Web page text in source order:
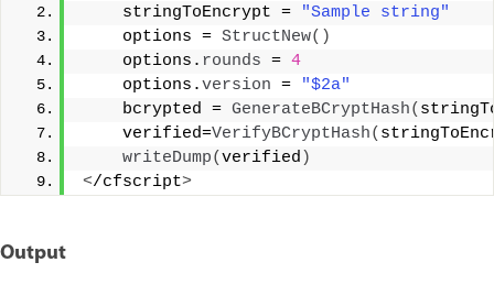
    stringToEncrypt =
"Sample string"
    options =
StructNew()
    options.
rounds = 4
    options.
version =
"$2a"
    bcrypted =
GenerateBCryptHash(
    verified=
VerifyBCryptHash(
writeDump(verified )
</cfscript>
Output